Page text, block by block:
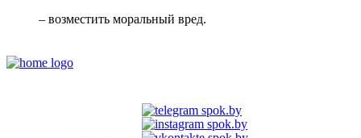
– возместить моральный вред.